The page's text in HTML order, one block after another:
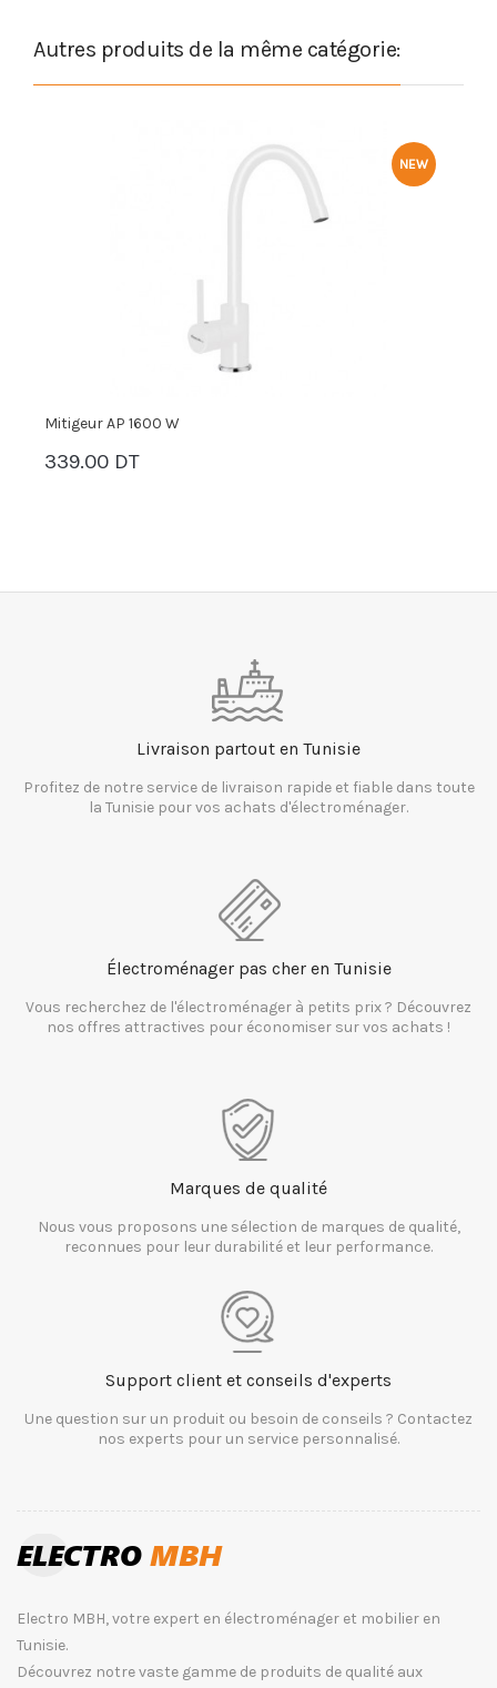
Autres produits de la même catégorie:
NEW
Mitigeur AP 1600 G
339.00 DT
PANIER
Livraison partout en Tunisie
Profitez de notre service de livraison rapide et fiable dans toute
la Tunisie pour vos achats d'électroménager.
Électroménager pas cher en Tunisie
Vous recherchez de l'électroménager à petits prix ? Découvrez
nos offres attractives pour économiser sur vos achats !
Marques de qualité
Nous vous proposons une sélection de marques de qualité,
reconnues pour leur durabilité et leur performance.
Support client et conseils d'experts
Une question sur un produit ou besoin de conseils ? Contactez
nos experts pour un service personnalisé.
Electro MBH, votre expert en électroménager et mobilier en
Tunisie.
Découvrez notre vaste gamme de produits de qualité aux